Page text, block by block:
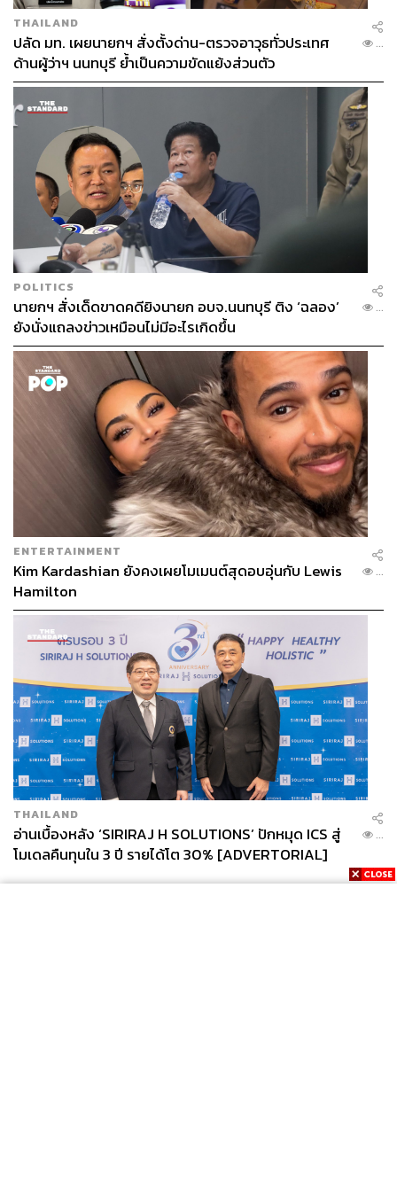
THAILAND
ปลัด มท. เผยนายกฯ สั่งตั้งด่าน-ตรวจอาวุธทั่วประเทศ
ด้านผู้ว่าฯ นนทบุรี ย้ำเป็นความขัดแย้งส่วนตัว
...
POLITICS
นายกฯ สั่งเด็ดขาดคดียิงนายก อบจ.นนทบุรี ติง ‘ฉลอง’
ยังนั่งแถลงข่าวเหมือนไม่มีอะไรเกิดขึ้น
...
ENTERTAINMENT
Kim Kardashian ยังคงเผยโมเมนต์สุดอบอุ่นกับ Lewis
Hamilton
...
THAILAND
อ่านเบื้องหลัง ‘SIRIRAJ H SOLUTIONS’ ปักหมุด ICS สู่
โมเดลคืนทุนใน 3 ปี รายได้โต 30% [ADVERTORIAL]
...